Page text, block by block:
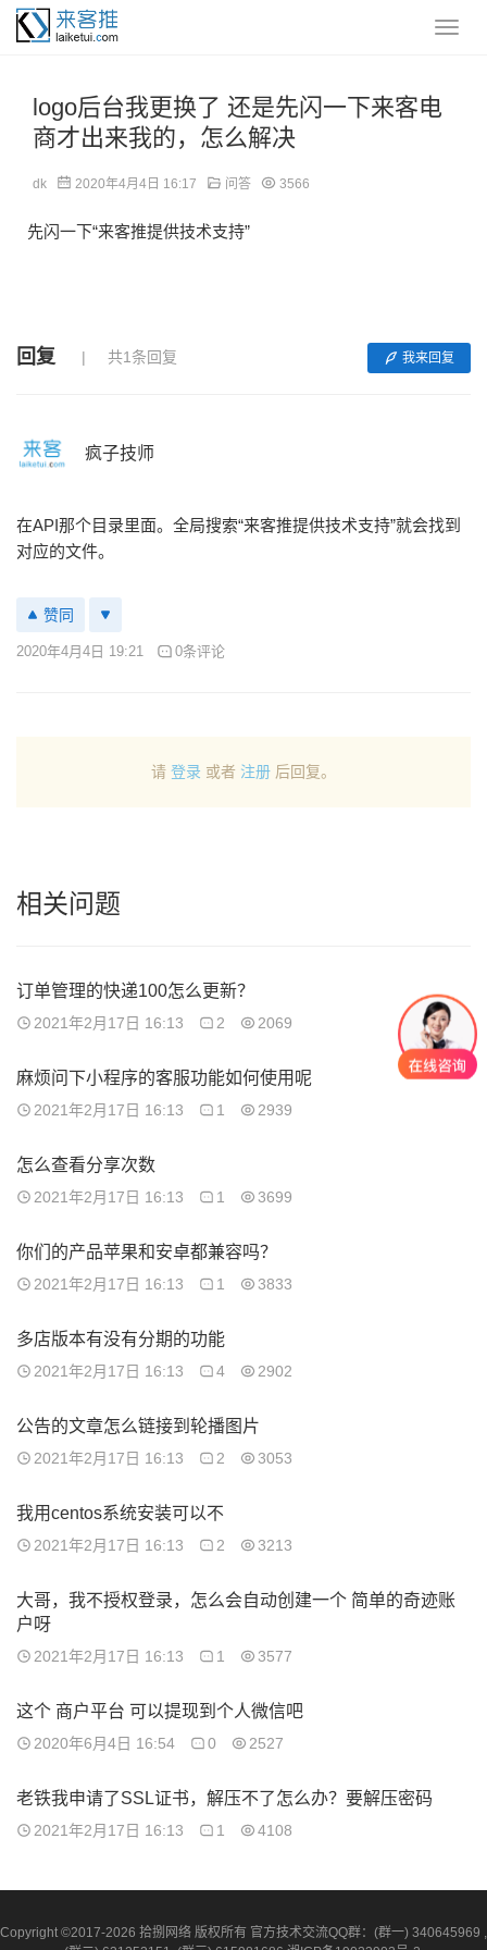
logo后台我更换了 还是先闪一下来客电
商才出来我的，怎么解决
dk 2020年4月4日 16:17 问答 3566
先闪一下“来客推提供技术支持”
回复 共1条回复 我来回复
疯子技师
在API那个目录里面。全局搜索“来客推提供技术支持”就会找到
对应的文件。
赞同
2020年4月4日 19:21 0条评论
请 登录 或者 注册 后回复。
相关问题
订单管理的快递100怎么更新？
2021年2月17日 16:13 2 2069
麻烦问下小程序的客服功能如何使用呢
2021年2月17日 16:13 1 2939
怎么查看分享次数
2021年2月17日 16:13 1 3699
你们的产品苹果和安卓都兼容吗？
2021年2月17日 16:13 1 3833
多店版本有没有分期的功能
2021年2月17日 16:13 4 2902
公告的文章怎么链接到轮播图片
2021年2月17日 16:13 2 3053
我用centos系统安装可以不
2021年2月17日 16:13 2 3213
大哥，我不授权登录，怎么会自动创建一个 简单的奇迹账
户呀
2021年2月17日 16:13 1 3577
这个 商户平台 可以提现到个人微信吧
2020年6月4日 16:54 0 2527
老铁我申请了SSL证书，解压不了怎么办？要解压密码
2021年2月17日 16:13 1 4108
Copyright ©2017-2026 拾捌网络 版权所有 官方技术交流QQ群：(群一) 340645969 ,